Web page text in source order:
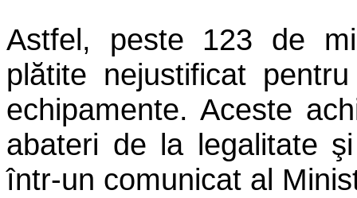
Astfel, peste 123 de
plătite nejustificat
echipamente. Aceste
abateri de la legalitate
într-un comunicat al